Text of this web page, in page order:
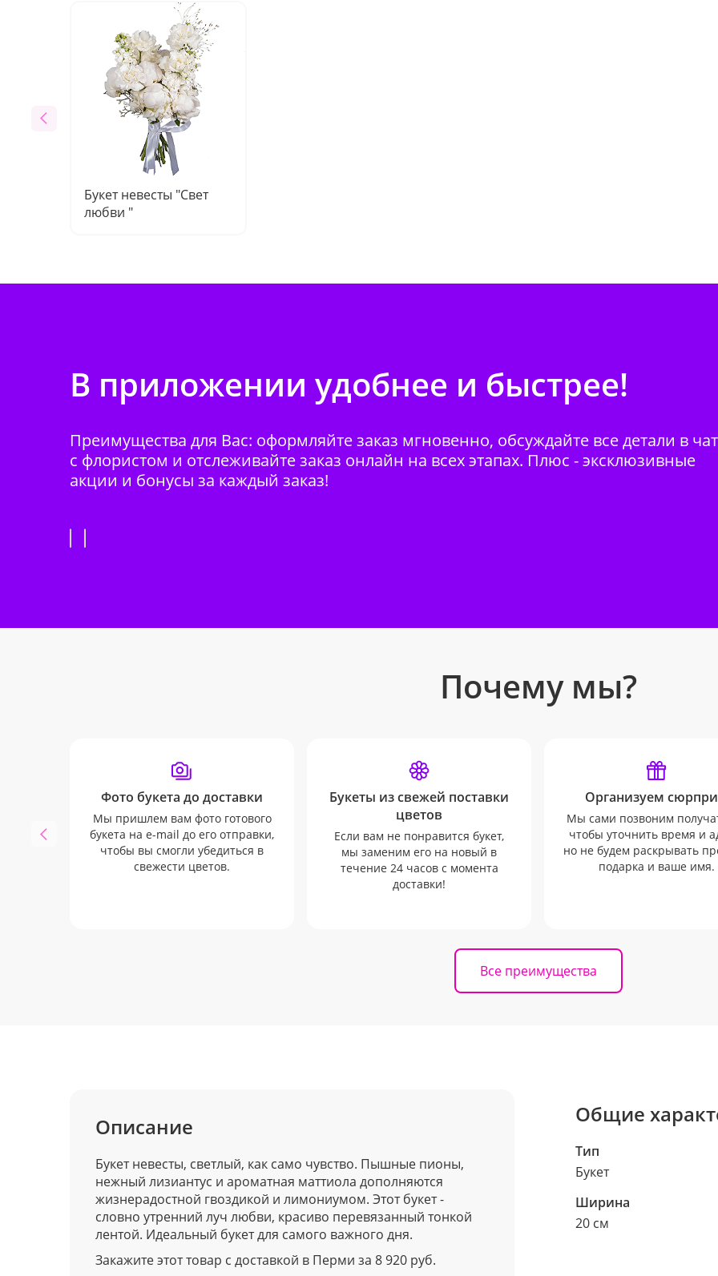
Букет невесты "Свет
любви "
В приложении удобнее и быстрее!
Преимущества для Вас: оформляйте заказ мгновенно, обсуждайте все детали в
с флористом и отслеживайте заказ онлайн на всех этапах. Плюс - эксклюзивные
акции и бонусы за каждый заказ!
Почему мы?
Фото букета до доставки
Мы пришлем вам фото готового
букета на e-mail до его отправки,
чтобы вы смогли убедиться в
свежести цветов.
Букеты из свежей поставки
цветов
Если вам не понравится букет,
мы заменим его на новый в
течение 24 часов с момента
доставки!
Организуем
Мы сами позвоним
чтобы уточнить время и
но не будем раскрывать
подарка и ваше имя.
Все преимущества
Описание
Букет невесты, светлый, как само чувство. Пышные пионы,
нежный лизиантус и ароматная маттиола дополняются
жизнерадостной гвоздикой и лимониумом. Этот букет -
словно утренний луч любви, красиво перевязанный тонкой
лентой. Идеальный букет для самого важного дня.
Закажите этот товар с доставкой в Перми за 8 920 руб.
Общие
Тип
Букет
Ширина
20 см